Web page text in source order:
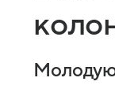
Молодую